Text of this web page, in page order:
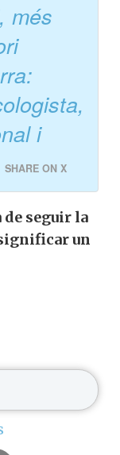
més
i
SHARE ON X
de seguir la
un